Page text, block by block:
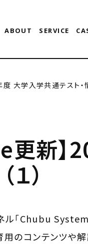
ABOUT SERVICE
大学入学共通テスト・情
更新
）
「Chubu System
用のコンテンツや